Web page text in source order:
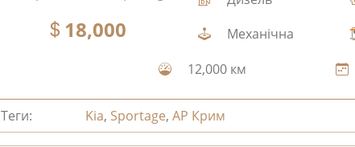
18,000
Механічна
12,000 км
Теги: Kia, Sportage,АР Крим